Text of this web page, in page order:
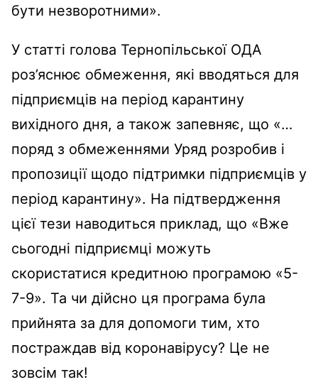
бути незворотними».
У статті голова Тернопільської ОДА
роз’яснює обмеження, які вводяться для
підприємців на період карантину
вихідного дня, а також запевняє, що «…
поряд з обмеженнями Уряд розробив і
пропозиції щодо підтримки підприємців у
період карантину». На підтвердження
цієї тези наводиться приклад, що «Вже
сьогодні підприємці можуть
скористатися кредитною програмою «5-
7-9». Та чи дійсно ця програма була
прийнята за для допомоги тим, хто
постраждав від коронавірусу? Це не
зовсім так!